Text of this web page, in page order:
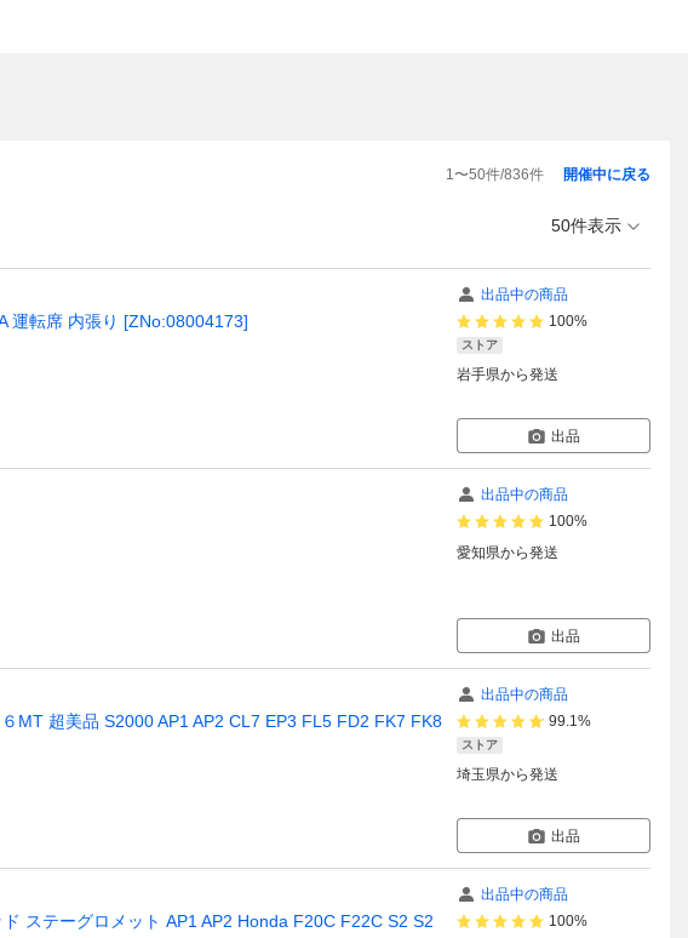
1〜50件/836件 開催中に戻る
50件表示
運転席 内張り [ZNo:08004173]
出品中の商品
100%
ストア
岩手県から発送
出品
出品中の商品
100%
愛知県から発送
出品
MT 超美品 S2000 AP1 AP2 CL7 EP3 FL5 FD2 FK7 FK8
出品中の商品
99.1%
ストア
埼玉県から発送
出品
ステーグロメット AP1 AP2 Honda F20C F22C S2 S2
出品中の商品
100%